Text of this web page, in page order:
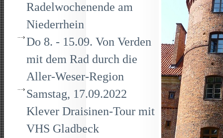
Radelwochenende am
Niederrhein
Do 8. - 15.09. Von Verden
mit dem Rad durch die
Aller-Weser-Region
Samstag, 17.09.2022
Klever Draisinen-Tour mit
VHS Gladbeck